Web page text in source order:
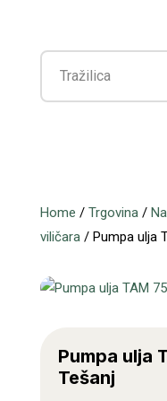
Home / Trgovina/
viličara/ Pumpa ulja
Pumpa ulja
Tešanj